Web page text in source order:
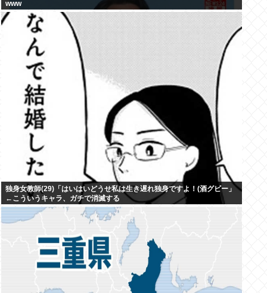
www
独身女教師(29)「はいはいどうせ私は生き遅れ独身ですよ！(酒グビー」
←こういうキャラ、ガチで消滅する